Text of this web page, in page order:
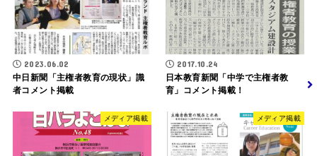
2023.06.02
中日新聞「主権者教育の現状」識
者コメント掲載
2017.10.24
日本教育新聞「中学で主権者教
育」コメント掲載！
メディア掲載 メディア掲載